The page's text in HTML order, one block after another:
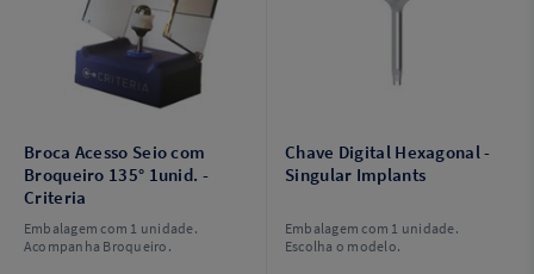
Broca Acesso Seio com
Broqueiro 135° 1unid. -
Criteria
Embalagem com 1 unidade.
Acompanha Broqueiro.
Chave Digital Hexagonal -
Singular Implants
Embalagem com 1 unidade.
Escolha o modelo.